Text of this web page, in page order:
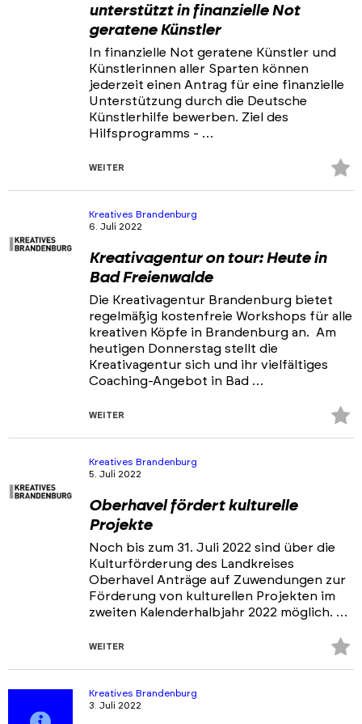
unterstützt in finanzielle Not
geratene Künstler
In finanzielle Not geratene Künstler und
Künstlerinnen aller Sparten können
jederzeit einen Antrag für eine finanzielle
Unterstützung durch die Deutsche
Künstlerhilfe bewerben. Ziel des
Hilfsprogramms - …
WEITER
Kreatives Brandenburg
6. Juli 2022
Kreativagentur on tour: Heute in
Bad Freienwalde
Die Kreativagentur Brandenburg bietet
regelmäßig kostenfreie Workshops für alle
kreativen Köpfe in Brandenburg an. Am
heutigen Donnerstag stellt die
Kreativagentur sich und ihr vielfältiges
Coaching-Angebot in Bad …
WEITER
Kreatives Brandenburg
5. Juli 2022
Oberhavel fördert kulturelle
Projekte
Noch bis zum 31. Juli 2022 sind über die
Kulturförderung des Landkreises
Oberhavel Anträge auf Zuwendungen zur
Förderung von kulturellen Projekten im
zweiten Kalenderhalbjahr 2022 möglich. …
WEITER
Kreatives Brandenburg
3. Juli 2022